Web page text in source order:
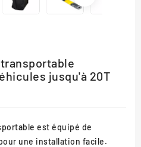
jusqu'à 20T
est équipé de
une installation facile.